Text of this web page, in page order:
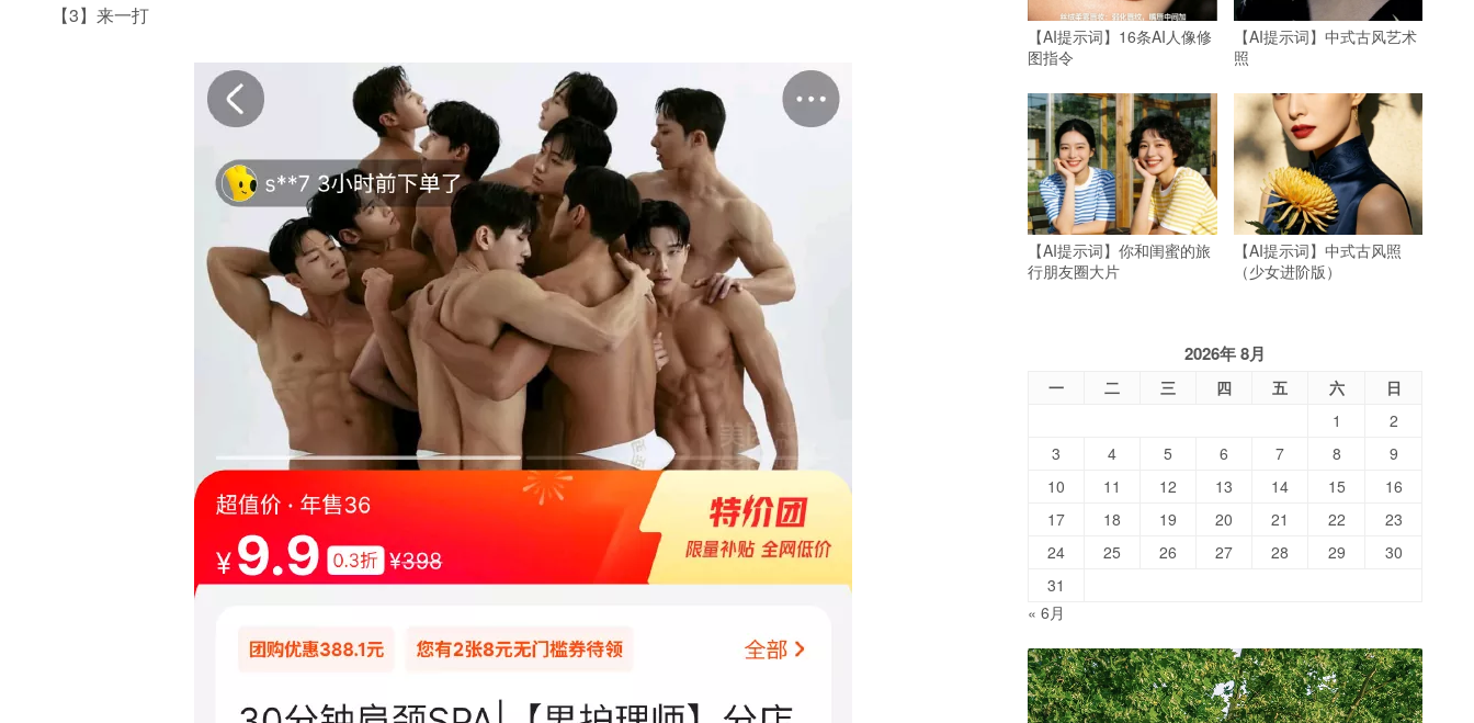
【3】来一打
【AI提示词】16条AI人像修
图指令
【AI提示词】中式古风艺术
照
【AI提示词】你和闺蜜的旅
行朋友圈大片
【AI提示词】中式古风照
（少女进阶版）
2026年 8月
一 二 三 四 五 六
日
1
2
3
4 5 6 7 8
9
10
11 12 13 14 15
16
17
18 19 20 21 22
23
24
25 26 27 28 29
30
31
« 6月